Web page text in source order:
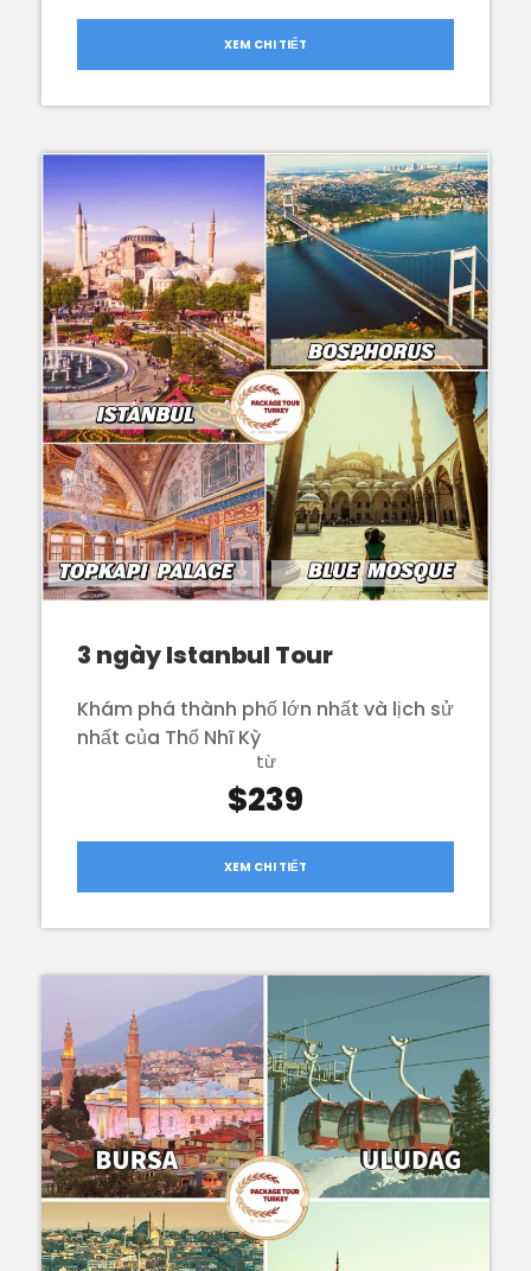
XEM CHI TIẾT
3 ngày Istanbul Tour
Khám phá thành phố lớn nhất và lịch sử
nhất của Thổ Nhĩ Kỳ
từ
$239
XEM CHI TIẾT